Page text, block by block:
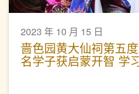
2023 年 10 月 15 日
啬色园黄大仙祠第五
名学子获启蒙开智 学